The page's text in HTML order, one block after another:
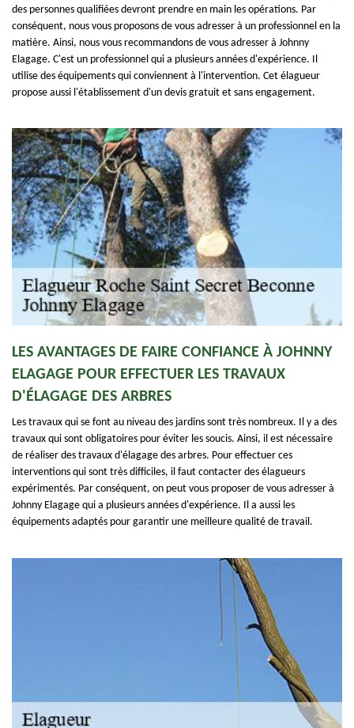
des personnes qualifiées devront prendre en main les opérations. Par
conséquent, nous vous proposons de vous adresser à un professionnel en la
matière. Ainsi, nous vous recommandons de vous adresser à Johnny
Elagage. C'est un professionnel qui a plusieurs années d'expérience. Il
utilise des équipements qui conviennent à l'intervention. Cet élagueur
propose aussi l'établissement d'un devis gratuit et sans engagement.
LES AVANTAGES DE FAIRE CONFIANCE À JOHNNY
ELAGAGE POUR EFFECTUER LES TRAVAUX
D'ÉLAGAGE DES ARBRES
Les travaux qui se font au niveau des jardins sont très nombreux. Il y a des
travaux qui sont obligatoires pour éviter les soucis. Ainsi, il est nécessaire
de réaliser des travaux d'élagage des arbres. Pour effectuer ces
interventions qui sont très difficiles, il faut contacter des élagueurs
expérimentés. Par conséquent, on peut vous proposer de vous adresser à
Johnny Elagage qui a plusieurs années d'expérience. Il a aussi les
équipements adaptés pour garantir une meilleure qualité de travail.